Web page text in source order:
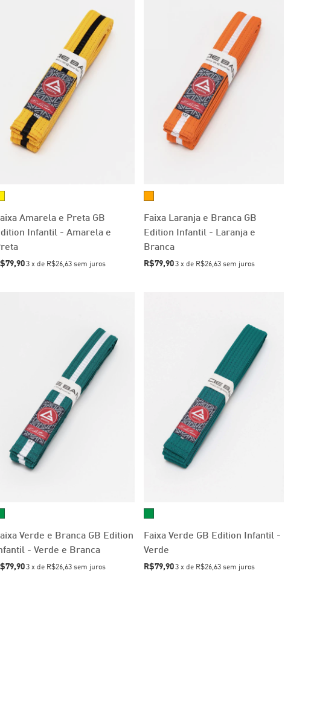
Amarela e Preta GB
Infantil - Amarela e
3 x de R$26,63 sem juros
Faixa Laranja e Branca GB
Edition Infantil - Laranja e
Branca
R$79,90 3 xde R$26,63 sem juros
Verde e Branca GB Edition
- Verde e Branca
3 x de R$26,63 sem juros
Faixa Verde GB Edition Infantil -
Verde
R$79,90 3 xde R$26,63 sem juros